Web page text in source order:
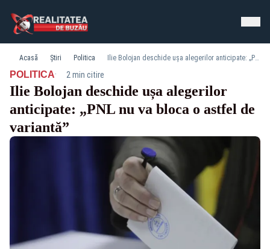
Acasă Știri Politica Ilie Bolojan deschide ușa alegerilor anticipate: „PNL nu va bloca o astfel de variantă”
POLITICA· 2 min citire
Ilie Bolojan deschide ușa alegerilor
anticipate: „PNL nu va bloca o astfel de
variantă”